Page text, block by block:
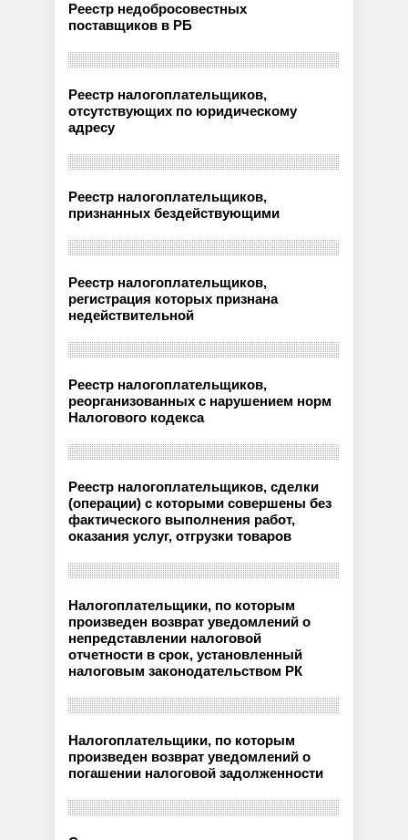
Реестр недобросовестных
поставщиков в РБ
Реестр налогоплательщиков,
отсутствующих по юридическому
адресу
Реестр налогоплательщиков,
признанных бездействующими
Реестр налогоплательщиков,
регистрация которых признана
недействительной
Реестр налогоплательщиков,
реорганизованных с нарушением норм
Налогового кодекса
Реестр налогоплательщиков, сделки
(операции) с которыми совершены без
фактического выполнения работ,
оказания услуг, отгрузки товаров
Налогоплательщики, по которым
произведен возврат уведомлений о
непредставлении налоговой
отчетности в срок, установленный
налоговым законодательством РК
Налогоплательщики, по которым
произведен возврат уведомлений о
погашении налоговой задолженности